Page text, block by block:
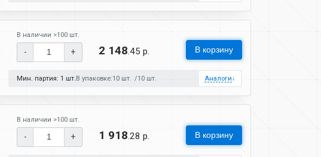
В наличии >100 шт.
- + 2 148.45 р. В корзину
Мин. партия: 1 шт.В упаковке:10 шт. 10 шт. Аналоги↓
В наличии >100 шт.
- + 1 918.28 р. В корзину